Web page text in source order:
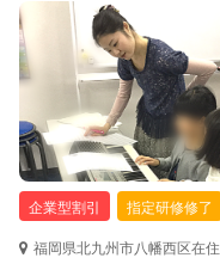
企業型割引
指定研修修了
福岡県北九州市八幡西区在住